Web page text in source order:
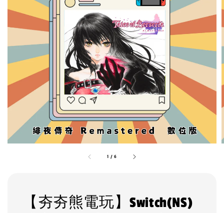
1 /6
【夯夯熊電玩】Switch(NS)